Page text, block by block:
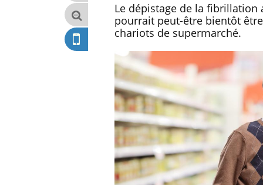
Le dépistage de la
pourrait peut-être bientôt
chariots de supermarché.